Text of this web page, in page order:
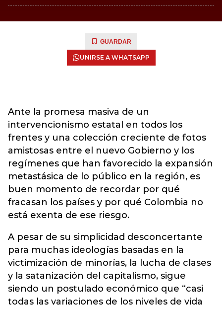
GUARDAR
UNIRSE A WHATSAPP
Ante la promesa masiva de un
intervencionismo estatal en todos los
frentes y una colección creciente de fotos
amistosas entre el nuevo Gobierno y los
regímenes que han favorecido la expansión
metastásica de lo público en la región, es
buen momento de recordar por qué
fracasan los países y por qué Colombia no
está exenta de ese riesgo.
A pesar de su simplicidad desconcertante
para muchas ideologías basadas en la
victimización de minorías, la lucha de clases
y la satanización del capitalismo, sigue
siendo un postulado económico que “casi
todas las variaciones de los niveles de vida